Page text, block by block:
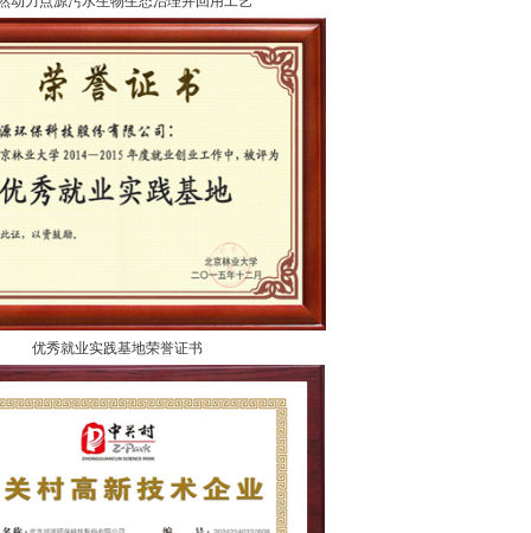
优秀就业实践基地荣誉证书